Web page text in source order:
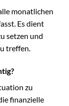
monatlichen
Es dient
setzen und
treffen.
zu
finanzielle